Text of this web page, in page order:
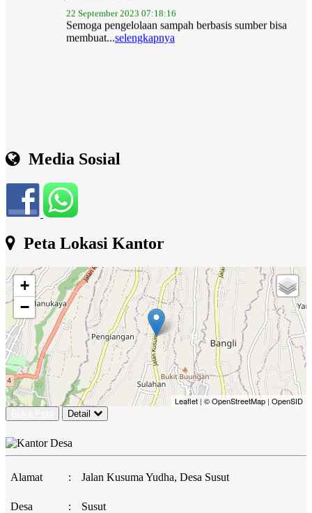
Semoga pengelolaan sampah berbasis sumber bisa
membuat...selengkapnya
Media Sosial
Peta Lokasi Kantor
+
−
Leaflet |© OpenStreetMap | OpenSID
Detail
Alamat : Jalan Kusuma Yudha, Desa Susut
Desa : Susut